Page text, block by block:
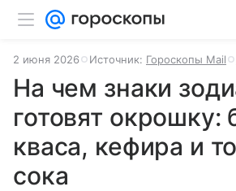
2 июня 2026 Источник: Гороскопы Mail
На чем знаки
готовят окрошку:
кваса, кефира и
сока